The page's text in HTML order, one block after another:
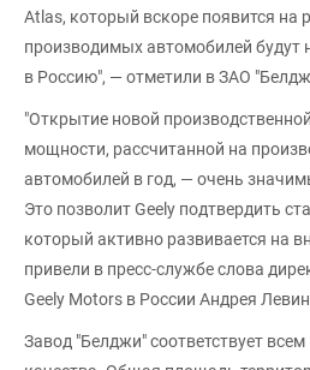
Atlas, который вскоре появится на
производимых автомобилей будут
в Россию", — отметили в ЗАО
"Открытие новой
мощности, рассчитанной на
автомобилей в год, — очень
Это позволит Geely подтвердить
который активно развивается на
привели в пресс-службе слова
Geely Motors в России Андрея
Завод "Белджи" соответствует